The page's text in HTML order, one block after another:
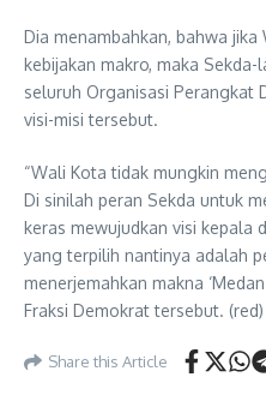
Dia menambahkan, bahwa
kebijakan makro, maka
seluruh Organisasi Perangkat
visi-misi tersebut.
“Wali Kota tidak mungkin
Di sinilah peran Sekda untuk
keras mewujudkan visi kepala
yang terpilih nantinya adalah
menerjemahkan makna
Fraksi Demokrat tersebut. (red)
Share this Article